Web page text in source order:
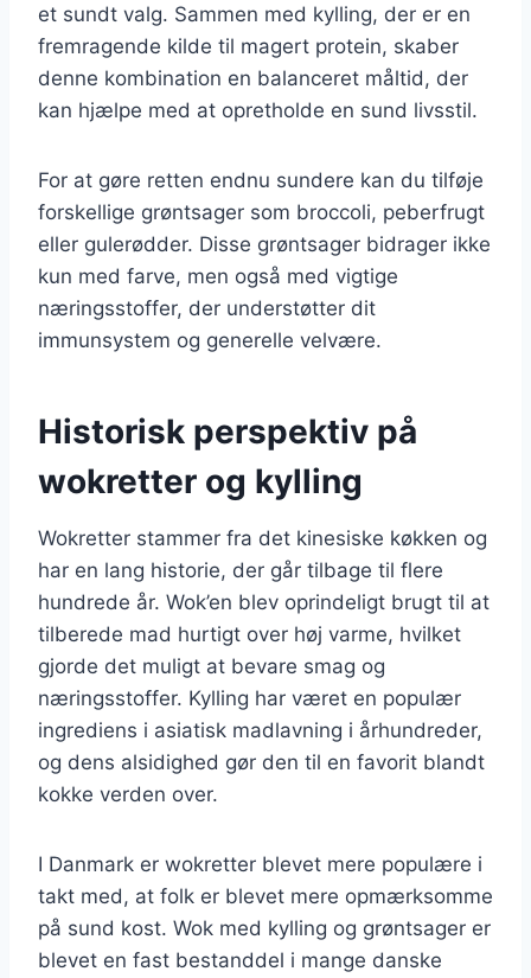
et sundt valg. Sammen med kylling, der er en
fremragende kilde til magert protein, skaber
denne kombination en balanceret måltid, der
kan hjælpe med at opretholde en sund livsstil.
For at gøre retten endnu sundere kan du tilføje
forskellige grøntsager som broccoli, peberfrugt
eller gulerødder. Disse grøntsager bidrager ikke
kun med farve, men også med vigtige
næringsstoffer, der understøtter dit
immunsystem og generelle velvære.
Historisk perspektiv på
wokretter og kylling
Wokretter stammer fra det kinesiske køkken og
har en lang historie, der går tilbage til flere
hundrede år. Wok’en blev oprindeligt brugt til at
tilberede mad hurtigt over høj varme, hvilket
gjorde det muligt at bevare smag og
næringsstoffer. Kylling har været en populær
ingrediens i asiatisk madlavning i århundreder,
og dens alsidighed gør den til en favorit blandt
kokke verden over.
I Danmark er wokretter blevet mere populære i
takt med, at folk er blevet mere opmærksomme
på sund kost. Wok med kylling og grøntsager er
blevet en fast bestanddel i mange danske